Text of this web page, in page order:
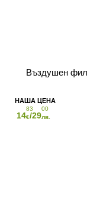
Въздушен
14
83
€/29
00
лв.